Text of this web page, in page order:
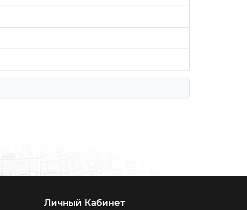
Личный Кабинет